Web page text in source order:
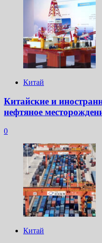
Китай
Китайские и
нефтяное
0
Китай